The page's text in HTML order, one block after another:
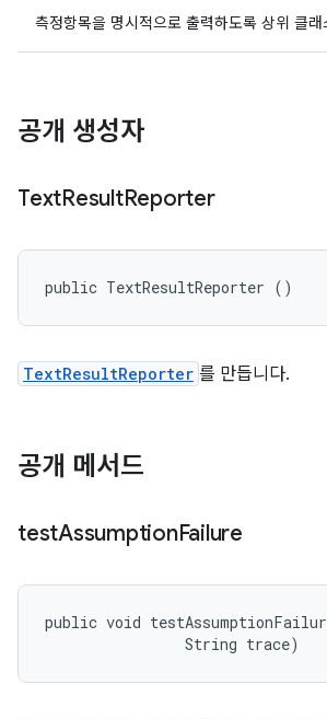
측정항목을 명시적으로 출력하도록 상위 클
공개 생성자
TextResultReporter
public TextResultReporter ()
TextResultReporter 를 만듭니다.
공개 메서드
testAssumptionFailure
public void
                String trace)